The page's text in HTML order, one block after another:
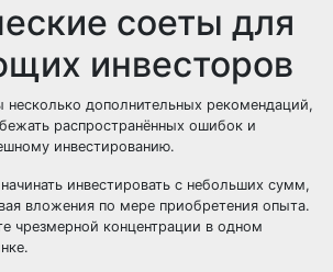
соеты для
инвесторов
дополнительных рекомендаций,
распространённых ошибок и
инвестированию.
инвестировать с небольших сумм,
вложения по мере приобретения опыта.
чрезмерной концентрации в одном